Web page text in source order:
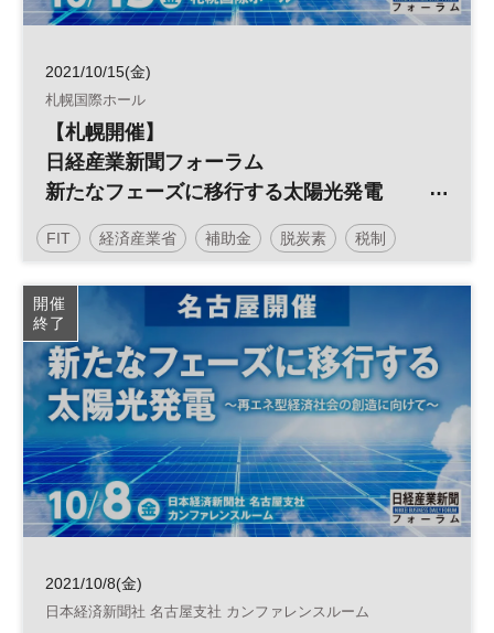
2021/10/15(金)
札幌国際ホール
【札幌開催】
日経産業新聞フォーラム
新たなフェーズに移行する太陽光発電
～再エネ型経済社会の創造に向けて～
FIT 経済産業省 補助金 脱炭素 税制
太陽光発電 再生可能エネルギー 参加無料
日経産業新聞フォーラム
開催
終了
2021/10/8(金)
日本経済新聞社 名古屋支社 カンファレンスルーム